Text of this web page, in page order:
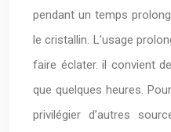
pendant un temps
le cristallin. L’usage
faire éclater. il convient
que quelques heures.
privilégier d’autres